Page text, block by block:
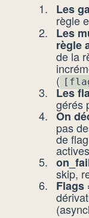
Les
règle
Les
règle
de la
(
Les
gérés
On
pas
de
actives
skip,
Flags